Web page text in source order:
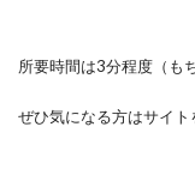
所要時間は3分程度（も
ぜひ気になる方はサイト